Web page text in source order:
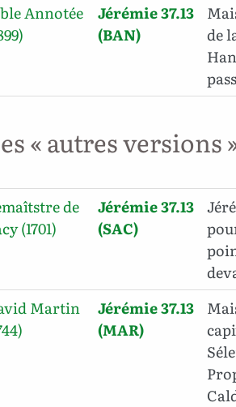
Annotée
Jérémie 37.13
(BAN)
de
« autres versions
de
(1701)
Jérémie 37.13
(SAC)
Martin
Jérémie 37.13
(MAR)